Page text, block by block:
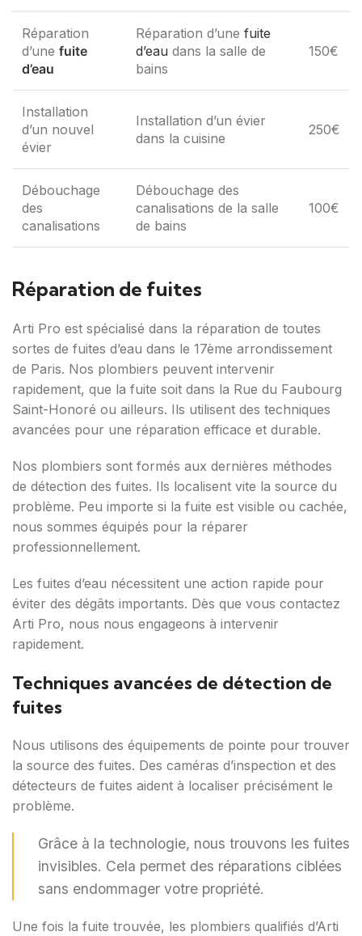
Réparation
d’une fuite
d’eau
Réparation d’une fuite
d’eau dans la salle de
bains
150€
Installation
d’un nouvel
évier
Installation d’un évier
dans la cuisine
250€
Débouchage
des
canalisations
Débouchage des
canalisations de la salle
de bains
100€
Réparation de fuites
Arti Pro est spécialisé dans la réparation de toutes
sortes de fuites d’eau dans le 17ème arrondissement
de Paris. Nos plombiers peuvent intervenir
rapidement, que la fuite soit dans la Rue du Faubourg
Saint-Honoré ou ailleurs. Ils utilisent des techniques
avancées pour une réparation efficace et durable.
Nos plombiers sont formés aux dernières méthodes
de détection des fuites. Ils localisent vite la source du
problème. Peu importe si la fuite est visible ou cachée,
nous sommes équipés pour la réparer
professionnellement.
Les fuites d’eau nécessitent une action rapide pour
éviter des dégâts importants. Dès que vous contactez
Arti Pro, nous nous engageons à intervenir
rapidement.
Techniques avancées de détection de
fuites
Nous utilisons des équipements de pointe pour trouver
la source des fuites. Des caméras d’inspection et des
détecteurs de fuites aident à localiser précisément le
problème.
Grâce à la technologie, nous trouvons les fuites
invisibles. Cela permet des réparations ciblées
sans endommager votre propriété.
Une fois la fuite trouvée, les plombiers qualifiés d’Arti